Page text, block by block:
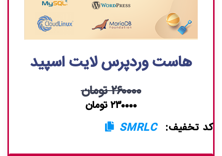
هاست وردپرس لایت اسپید
۲۶۰۰۰۰ تومان
۲۳۰۰۰۰ تومان
کد تخفیف: SMRLC